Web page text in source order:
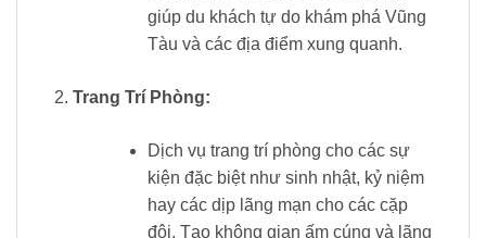
giúp du khách tự do khám phá Vũng
Tàu và các địa điểm xung quanh.
Trang Trí Phòng:
Dịch vụ trang trí phòng cho các sự
kiện đặc biệt như sinh nhật, kỷ niệm
hay các dịp lãng mạn cho các cặp
đôi. Tạo không gian ấm cúng và lãng